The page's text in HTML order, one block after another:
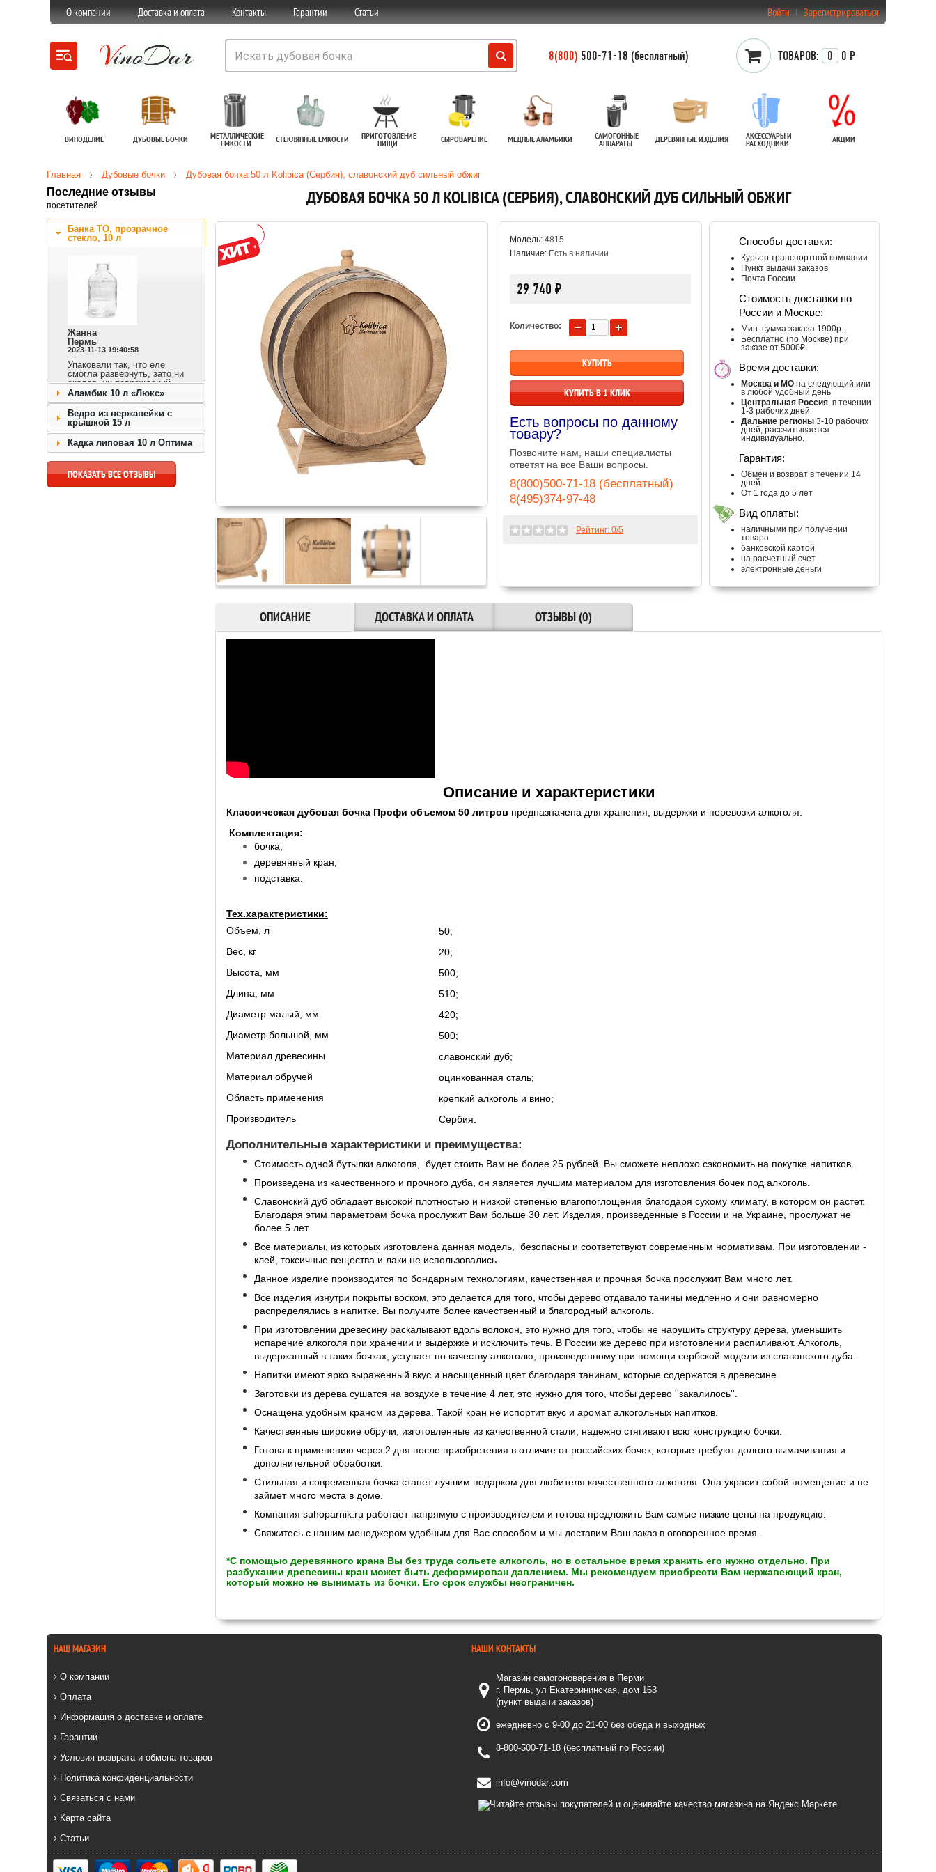
О компании Доставка и оплата Контакты Гарантии Статьи Войти Зарегистрироваться
8(800) 500-71-18 (бесплатный) ТОВАРОВ: 0 0 ₽
ВИНОДЕЛИЕ ДУБОВЫЕ БОЧКИ МЕТАЛЛИЧЕСКИЕ
ЕМКОСТИ СТЕКЛЯННЫЕ ЕМКОСТИ ПРИГОТОВЛЕНИЕ
ПИЩИ СЫРОВАРЕНИЕ МЕДНЫЕ АЛАМБИКИ САМОГОННЫЕ
АППАРАТЫ ДЕРЕВЯННЫЕ ИЗДЕЛИЯ АКСЕССУАРЫ И
РАСХОДНИКИ АКЦИИ
Главная Дубовые бочки Дубовая бочка 50 л Kolibica (Сербия), славонский дуб сильный обжиг
Последние отзывы
посетителей
Банка ТО, прозрачное
стекло, 10 л
Жанна
Пермь
2023-11-13 19:40:58
Упаковали так, что еле
смогла развернуть, зато ни
сколов, ни повреждений.
Сразу видно,
ответственный продавец и
доставка быстрая.
перейти к товару >>
Аламбик 10 л «Люкс»
Ведро из нержавейки с
крышкой 15 л
Кадка липовая 10 л Оптима
ПОКАЗАТЬ ВСЕ ОТЗЫВЫ
ДУБОВАЯ БОЧКА 50 Л KOLIBICA (СЕРБИЯ), СЛАВОНСКИЙ ДУБ СИЛЬНЫЙ ОБЖИГ
Модель: 4815
Наличие: Есть в наличии
29 740 ₽
Количество:
КУПИТЬ В 1 КЛИК
Есть вопросы по данному
товару?
Позвоните нам, наши специалисты
ответят на все Ваши вопросы.
8(800)500-71-18 (бесплатный)
8(495)374-97-48
Рейтинг: 0/5
Способы доставки:
Курьер транспортной компании
Пункт выдачи заказов
Почта России
Стоимость доставки по
России и Москве:
Мин. сумма заказа 1900р.
Бесплатно (по Москве) при
заказе от 5000₽.
Время доставки:
Москва и МО на следующий или
в любой удобный день
Центральная Россия, в течении
1-3 рабочих дней
Дальние регионы 3-10 рабочих
дней, рассчитывается
индивидуально.
Гарантия:
Обмен и возврат в течении 14
дней
От 1 года до 5 лет
Вид оплаты:
наличными при получении
товара
банковской картой
на расчетный счет
электронные деньги
ОПИСАНИЕ ДОСТАВКА И ОПЛАТА ОТЗЫВЫ (0)
Описание и характеристики
Классическая дубовая бочка Профи объемом 50 литров предназначена для хранения, выдержки и перевозки алкоголя.
Комплектация:
бочка;
деревянный кран;
подставка.
Тех.характеристики:
Объем, л
50;
Вес, кг
20;
Высота, мм
500;
Длина, мм
510;
Диаметр малый, мм
420;
Диаметр большой, мм
500;
Материал древесины
славонский дуб;
Материал обручей
оцинкованная сталь;
Область применения
крепкий алкоголь и вино;
Производитель
Сербия.
Дополнительные характеристики и преимущества:
Стоимость одной бутылки алкоголя, будет стоить Вам не более 25 рублей. Вы сможете неплохо сэкономить на покупке напитков.
Произведена из качественного и прочного дуба, он является лучшим материалом для изготовления бочек под алкоголь.
Славонский дуб обладает высокой плотностью и низкой степенью влагопоглощения благодаря сухому климату, в котором он растет.
Благодаря этим параметрам бочка прослужит Вам больше 30 лет. Изделия, произведенные в России и на Украине, прослужат не
более 5 лет.
Все материалы, из которых изготовлена данная модель, безопасны и соответствуют современным нормативам. При изготовлении -
клей, токсичные вещества и лаки не использовались.
Данное изделие производится по бондарным технологиям, качественная и прочная бочка прослужит Вам много лет.
Все изделия изнутри покрыты воском, это делается для того, чтобы дерево отдавало танины медленно и они равномерно
распределялись в напитке. Вы получите более качественный и благородный алкоголь.
При изготовлении древесину раскалывают вдоль волокон, это нужно для того, чтобы не нарушить структуру дерева, уменьшить
испарение алкоголя при хранении и выдержке и исключить течь. В России же дерево при изготовлении распиливают. Алкоголь,
выдержанный в таких бочках, уступает по качеству алкоголю, произведенному при помощи сербской модели из славонского дуба.
Напитки имеют ярко выраженный вкус и насыщенный цвет благодаря танинам, которые содержатся в древесине.
Заготовки из дерева сушатся на воздухе в течение 4 лет, это нужно для того, чтобы дерево ''закалилось''.
Оснащена удобным краном из дерева. Такой кран не испортит вкус и аромат алкогольных напитков.
Качественные широкие обручи, изготовленные из качественной стали, надежно стягивают всю конструкцию бочки.
Готова к применению через 2 дня после приобретения в отличие от российских бочек, которые требуют долгого вымачивания и
дополнительной обработки.
Стильная и современная бочка станет лучшим подарком для любителя качественного алкоголя. Она украсит собой помещение и не
займет много места в доме.
Компания suhoparnik.ru работает напрямую с производителем и готова предложить Вам самые низкие цены на продукцию.
Свяжитесь с нашим менеджером удобным для Вас способом и мы доставим Ваш заказ в оговоренное время.
*С помощью деревянного крана Вы без труда сольете алкоголь, но в остальное время хранить его нужно отдельно. При
разбухании древесины кран может быть деформирован давлением. Мы рекомендуем приобрести Вам нержавеющий кран,
который можно не вынимать из бочки. Его срок службы неограничен.
НАШ МАГАЗИН
О компании
Оплата
Информация о доставке и оплате
Гарантии
Условия возврата и обмена товаров
Политика конфиденциальности
Связаться с нами
Карта сайта
Статьи
НАШИ КОНТАКТЫ
Магазин самогоноварения в Перми
г. Пермь, ул Екатерининская, дом 163
(пункт выдачи заказов)
ежедневно с 9-00 до 21-00 без обеда и выходных
8-800-500-71-18 (бесплатный по России)
info@vinodar.com